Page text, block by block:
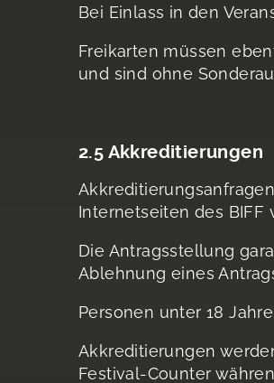
Bei Einlass in den
Freikarten müssen
und sind ohne
2.5 Akkreditierungen
Internetseiten des BIFF
Die Antragsstellung
Ablehnung eines
Personen unter 18
Akkreditierungen
Festival-Counter